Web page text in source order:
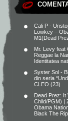
Cali P -
Lowkey –
M1(Dead
Mr. Levy feat
Reggae la
Identitatea
Syster Sol -
din seria
CLEO (23)
Dead Prez: It
Child/PGM) |
Obama
Black The